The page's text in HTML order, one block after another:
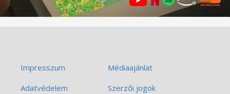
Impresszum
Médiaajánlat
Adatvédelem
Szerzői jogok